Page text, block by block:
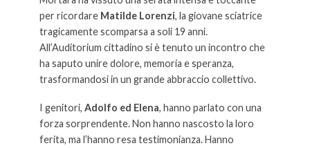
per ricordare Matilde Lorenzi, la giovane sciatrice
tragicamente scomparsa a soli 19 anni.
All’Auditorium cittadino si è tenuto un incontro che
ha saputo unire dolore, memoria e speranza,
trasformandosi in un grande abbraccio collettivo.
I genitori, Adolfo ed Elena, hanno parlato con una
forza sorprendente. Non hanno nascosto la loro
ferita, ma l’hanno resa testimonianza. Hanno